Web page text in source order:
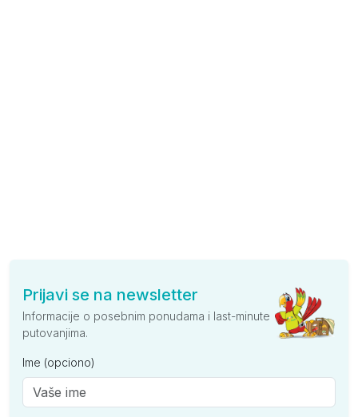
Prijavi se na newsletter
Informacije o posebnim ponudama i last-minute
putovanjima.
Ime (opciono)